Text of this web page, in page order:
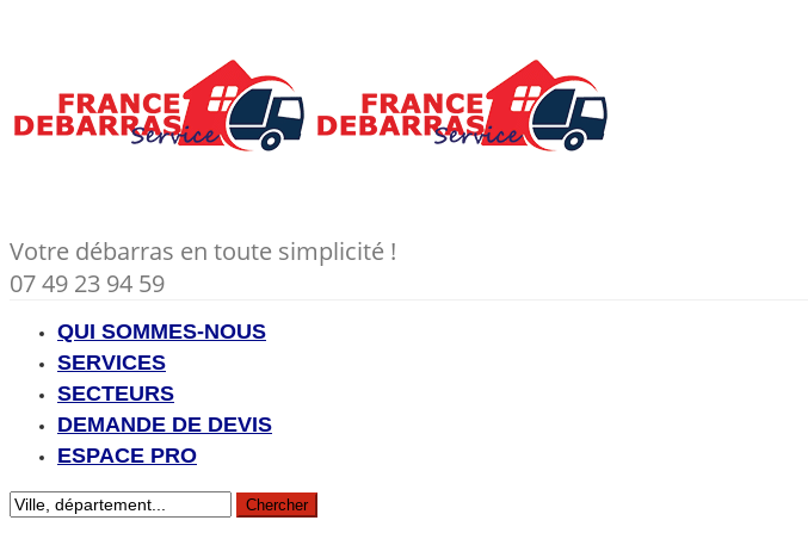
Votre débarras en toute simplicité !
07 49 23 94 59
QUI SOMMES-NOUS
SERVICES
SECTEURS
DEMANDE DE DEVIS
ESPACE PRO